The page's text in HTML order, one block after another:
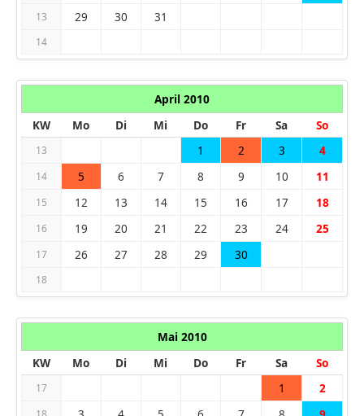
13 29 30 31
14
April 2010
KW
Mo Di Mi Do Fr Sa So
13 1 2 3 4
14 5 6 7 8 9 10 11
15 12 13 14 15 16 17 18
16 19 20 21 22 23 24 25
17 26 27 28 29 30
18
Mai 2010
KW
Mo Di Mi Do Fr Sa So
17 1 2